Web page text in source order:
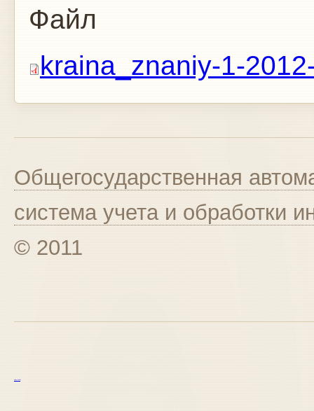
Файл
kraina_znaniy-1-
Общегосударственная
система учета и обработки
© 2011
курс excel